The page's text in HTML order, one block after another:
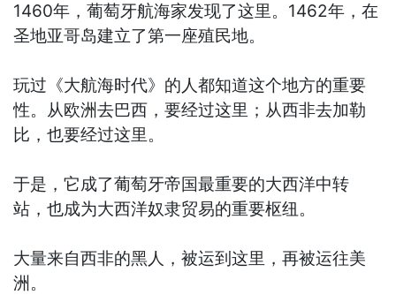
1460年，葡萄牙航海家发现了这里。1462年，在
圣地亚哥岛建立了第一座殖民地。
玩过《大航海时代》的人都知道这个地方的重要
性。从欧洲去巴西，要经过这里；从西非去加勒
比，也要经过这里。
于是，它成了葡萄牙帝国最重要的大西洋中转
站，也成为大西洋奴隶贸易的重要枢纽。
大量来自西非的黑人，被运到这里，再被运往美
洲。